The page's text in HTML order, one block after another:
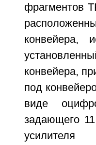
фрагментов
конвейера,
конвейера,
под
виде
задающего